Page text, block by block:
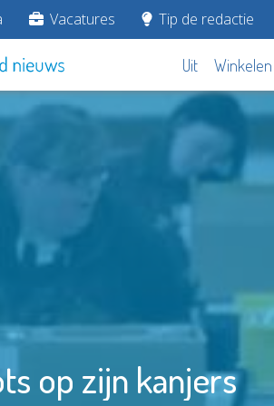
Vacatures Tip de redactie
Uit Winkelen
op zijn kanjers